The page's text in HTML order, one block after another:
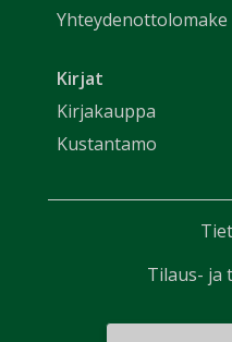
Yhteydenottolomake
Kirjat
Kirjakauppa
Kustantamo
Tilaus- ja